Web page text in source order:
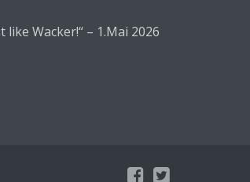
like Wacker!“ – 1.Mai 2026